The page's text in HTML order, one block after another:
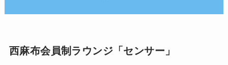
西麻布会員制ラウンジ「センサー」